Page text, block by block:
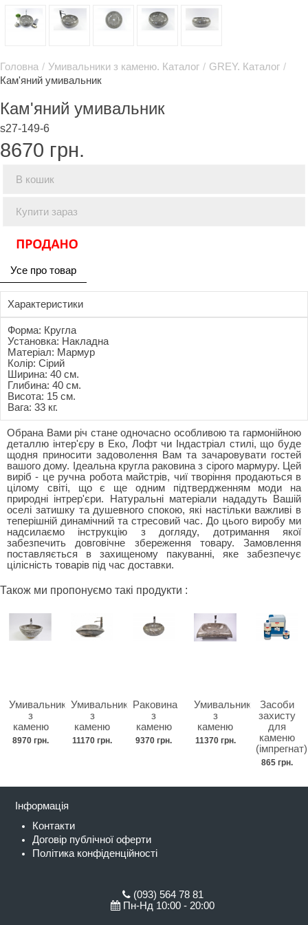
Головна / Умивальники з каменю. Каталог / GREY. Каталог /
Кам'яний умивальник
Кам'яний умивальник
s27-149-6
8670 грн.
В кошик
Купити зараз
Усе про товар
Характеристики
Форма: Кругла
Установка: Накладна
Матеріал: Мармур
Колір: Сірий
Ширина: 40 см.
Глибина: 40 см.
Висота: 15 см.
Вага: 33 кг.
Обрана Вами річ стане одночасно особливою та гармонійною
деталлю інтер'єру в Еко, Лофт чи Індастріал стилі, що буде
щодня приносити задоволення Вам та зачаровувати гостей
вашого дому. Ідеальна кругла раковина з сірого мармуру. Цей
виріб - це ручна робота майстрів, чиї творіння продаються в
цілому світі, що є ще одним підтвердженням моди на
природні інтрер'єри. Натуральні матеріали нададуть Вашій
оселі затишку та душевного спокою, які настільки важливі в
теперішній динамічний та стресовий час. До цього виробу ми
надсилаємо інструкцію з догляду, дотримання якої
забезпечить довговічне збереження товару. Замовлення
поставляється в захищеному пакуванні, яке забезпечує
цілісність товарів під час доставки.
Також ми пропонуємо такі продукти :
Умивальник
з
каменю
8970 грн.
Умивальник
з
каменю
11170 грн.
Раковина
з
каменю
9370 грн.
Умивальник
з
каменю
11370 грн.
Засоби
захисту
для
каменю
(імпрегнат)
865 грн.
Інформація
Контакти
Договір публічної оферти
Політика конфіденційності
(093) 564 78 81
Пн-Нд 10:00 - 20:00